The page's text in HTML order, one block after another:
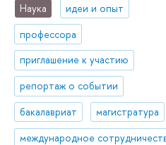
Наука
идеи и опыт
профессора
приглашение к участию
репортаж о событии
бакалавриат
магистратура
международное